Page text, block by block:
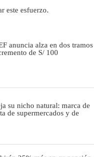
este esfuerzo.
anuncia alza en dos tramos
de S/ 100
su nicho natural: marca de
de supermercados y de